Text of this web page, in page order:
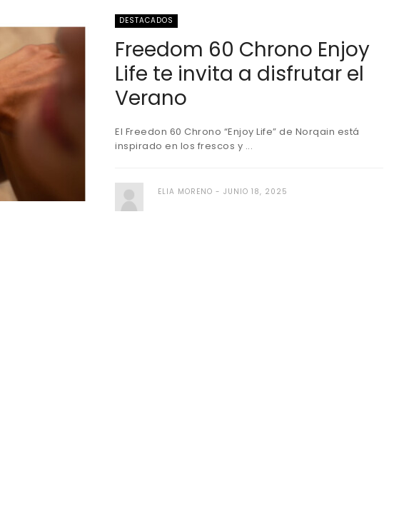
DESTACADOS
Freedom 60 Chrono Enjoy
Life te invita a disfrutar el
Verano
El Freedon 60 Chrono “Enjoy Life” de Norqain está
inspirado en los frescos y ...
ELIA MORENO JUNIO 18, 2025